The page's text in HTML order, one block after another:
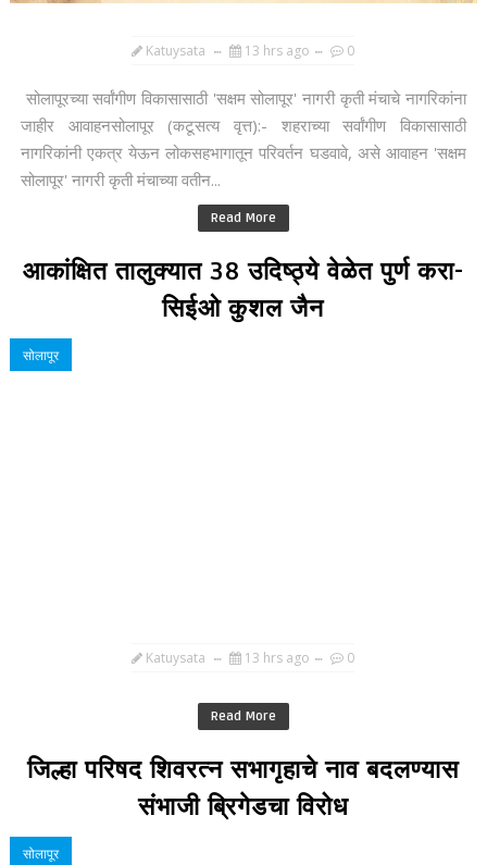
Katuysata 13 hrs ago 0
सोलापूरच्या सर्वांगीण विकासासाठी 'सक्षम सोलापूर' नागरी कृती मंचाचे नागरिकांना
जाहीर आवाहनसोलापूर (कटूसत्य वृत्त):- शहराच्या सर्वांगीण विकासासाठी
नागरिकांनी एकत्र येऊन लोकसहभागातून परिवर्तन घडवावे, असे आवाहन 'सक्षम
सोलापूर' नागरी कृती मंचाच्या वतीन...
Read More
आकांक्षित तालुक्यात 38 उदिष्ठ्ये वेळेत पुर्ण करा-
सिईओ कुशल जैन
सोलापूर
Katuysata 13 hrs ago 0
Read More
जिल्हा परिषद शिवरत्न सभागृहाचे नाव बदलण्यास
संभाजी ब्रिगेडचा विरोध
सोलापूर